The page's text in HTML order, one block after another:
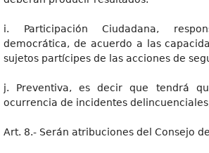
i. Participación Ciudadana,
democrática, de acuerdo a las
sujetos partícipes de las acciones de
j. Preventiva, es decir que tendrá
ocurrencia de incidentes
Art. 8.- Serán atribuciones del Consejo